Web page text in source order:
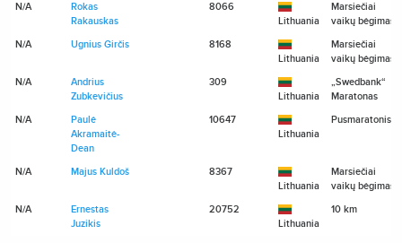
N/A
Rokas
Rakauskas
8066
Lithuania
Marsiečiai
vaikų bėgimas
N/A
Ugnius Girčis
8168
Lithuania
Marsiečiai
vaikų bėgimas
N/A
Andrius
Zubkevičius
309
Lithuania
„Swedbank“
Maratonas
N/A
Paulė
Akramaitė-
Dean
10647
Lithuania
Pusmaratonis
N/A Majus Kuldoš
8367
Lithuania
Marsiečiai
vaikų bėgimas
N/A
Ernestas
Juzikis
20752
Lithuania
10 km